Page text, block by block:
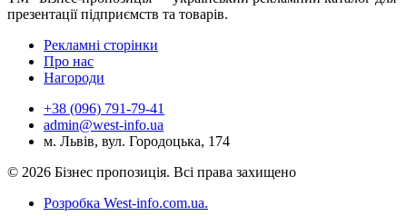
презентації підприємств та товарів.
Рекламні сторінки
Про нас
Нагороди
+38 (096) 791-79-41
admin@west-info.ua
м. Львів, вул. Городоцька, 174
© 2026 Бізнес пропозиція. Всі права захищено
Розробка West-info.com.ua.